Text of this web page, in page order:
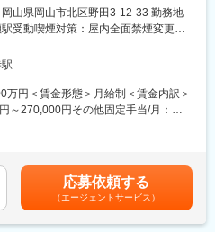
当支給あり
、広島、米子、松山、徳島の5サービ
における感染対策（滅菌）と病理診
ステム提案（BtoB営業）
ート、新規システムの導入提案
ヒアリング
となります。歯科医院に対して、歯
深く関与します。
3割の割合です。新規営業が中心の
センティブ獲得のチャンスが豊富で
山県岡山市北区野田3-12-33 勤務地
受動喫煙対策：屋内全面禁煙変更の
万円＜賃金形態＞月給制＜賃金内訳＞
～270,000円その他固定手当/月：
記年収条件はあくまで目安であり、ス
がる可能性があります。■昇給：1ヶ
実績）■賞与：年3回、60万円～450万
でも目安の金額であり、選考を通じ
応募依頼する
（エージェントサービス）